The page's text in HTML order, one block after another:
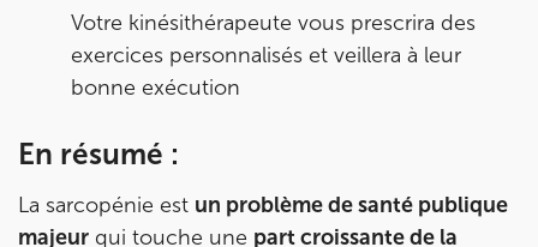
Votre kinésithérapeute vous prescrira des
exercices personnalisés et veillera à leur
bonne exécution
En résumé :
La sarcopénie est un problème de santé publique
majeur qui touche une part croissante de la